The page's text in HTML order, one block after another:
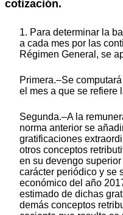
cotización.
1. Para determinar la
a cada mes por las
Régimen General, se
Primera.–Se
el mes a que se refiere
Segunda.–A la
norma anterior se
gratificaciones
otros conceptos
en su devengo
carácter periódico y se
económico del año
estimado de dichas
demás conceptos